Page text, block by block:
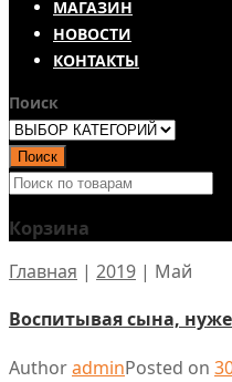
МАГАЗИН
НОВОСТИ
КОНТАКТЫ
Поиск
Поиск
Корзина
Главная | 2019 | Май
Воспитывая сына,
AuthoradminPosted on